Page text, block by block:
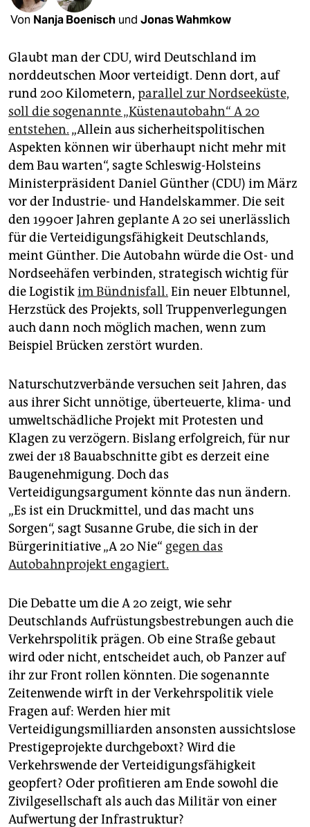
abo
genossenschaft
epaper login
Von Nanja Boenisch und Jonas Wahmkow
Glaubt man der CDU, wird Deutschland im
norddeutschen Moor verteidigt. Denn dort, auf
rund 200 Kilometern, parallel zur Nordseeküste,
soll die sogenannte „Küstenautobahn“ A 20
entstehen. „Allein aus sicherheitspolitischen
Aspekten können wir überhaupt nicht mehr mit
dem Bau warten“, sagte Schleswig-Holsteins
Ministerpräsident Daniel Günther (CDU) im März
vor der Industrie- und Handelskammer. Die seit
den 1990er Jahren geplante A 20 sei unerlässlich
für die Verteidigungsfähigkeit Deutschlands,
meint Günther. Die Autobahn würde die Ost- und
Nordseehäfen verbinden, strategisch wichtig für
die Logistikim Bündnisfall. Ein neuer Elbtunnel,
Herzstück des Projekts, soll Truppenverlegungen
auch dann noch möglich machen, wenn zum
Beispiel Brücken zerstört wurden.
Naturschutzverbände versuchen seit Jahren, das
aus ihrer Sicht unnötige, überteuerte, klima- und
umweltschädliche Projekt mit Protesten und
Klagen zu verzögern. Bislang erfolgreich, für nur
zwei der 18 Bauabschnitte gibt es derzeit eine
Baugenehmigung. Doch das
Verteidigungsargument könnte das nun ändern.
„Es ist ein Druckmittel, und das macht uns
Sorgen“, sagt Susanne Grube, die sich in der
Bürgerinitiative „A 20 Nie“ gegen das
Autobahnprojekt engagiert.
Die Debatte um die A 20 zeigt, wie sehr
Deutschlands Aufrüstungsbestrebungen auch die
Verkehrspolitik prägen. Ob eine Straße gebaut
wird oder nicht, entscheidet auch, ob Panzer auf
ihr zur Front rollen könnten. Die sogenannte
Zeitenwende wirft in der Verkehrspolitik viele
Fragen auf: Werden hier mit
Verteidigungsmilliarden ansonsten aussichtslose
Prestigeprojekte durchgeboxt? Wird die
Verkehrswende der Verteidigungsfähigkeit
geopfert? Oder profitieren am Ende sowohl die
Zivilgesellschaft als auch das Militär von einer
Aufwertung der Infrastruktur?